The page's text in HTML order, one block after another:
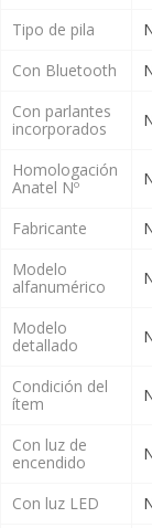
Tipo de pila
Con Bluetooth
Con parlantes
incorporados
Homologación
Anatel Nº
Fabricante
Modelo
alfanumérico
Modelo
detallado
Condición del
ítem
Con luz de
encendido
Con luz LED